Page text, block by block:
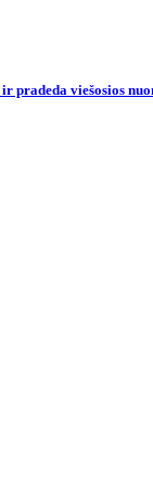
pradeda viešosios